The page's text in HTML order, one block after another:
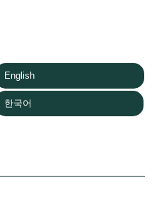
現在 1940年代初
English
한국어